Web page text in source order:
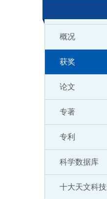
概况
获奖
论文
专著
专利
科学数据库
十大天文科